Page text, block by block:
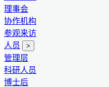
理事会
协作机构
参观来访
人员
>
管理层
科研人员
博士后